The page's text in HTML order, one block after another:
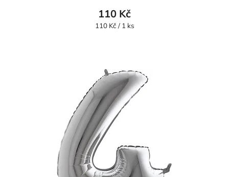
produktu
je
hvězdiček.
110 Kč
Měrná
110 Kč / 1 ks